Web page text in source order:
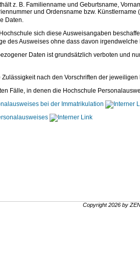
z. B. Familienname und Geburtsname,
und Ordensname bzw. Künstlername (
Daten.
sich diese Ausweisangaben
des Ausweises ohne dass davon
Daten ist grundsätzlich verboten und
Zulässigkeit nach den Vorschriften der
Fälle, in denen die Hochschule
bei der Immatrikulation
Copyright 2026 by